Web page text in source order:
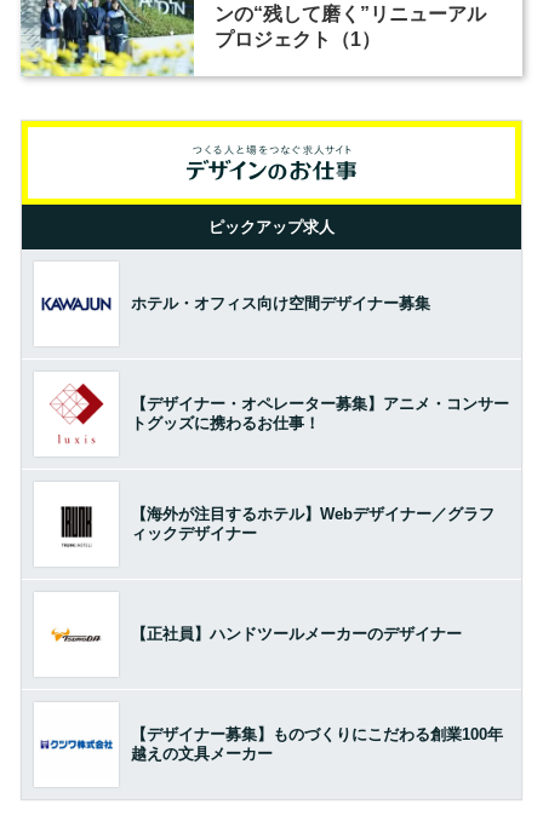
ンの“残して磨く”リニューアル
プロジェクト（1）
ピックアップ求人
ホテル・オフィス向け空間デザイナー募集
【デザイナー・オペレーター募集】アニメ・コンサー
トグッズに携わるお仕事！
【海外が注目するホテル】Webデザイナー／グラフ
ィックデザイナー
【正社員】ハンドツールメーカーのデザイナー
【デザイナー募集】ものづくりにこだわる創業100年
越えの文具メーカー